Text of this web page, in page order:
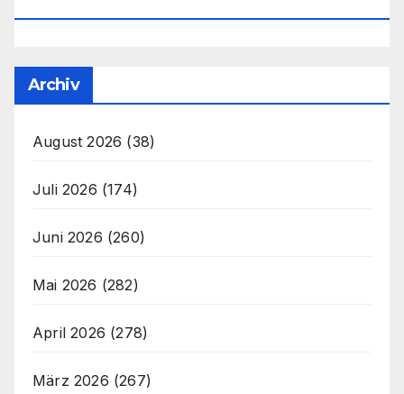
Archiv
August 2026 (38)
Juli 2026 (174)
Juni 2026 (260)
Mai 2026 (282)
April 2026 (278)
März 2026 (267)